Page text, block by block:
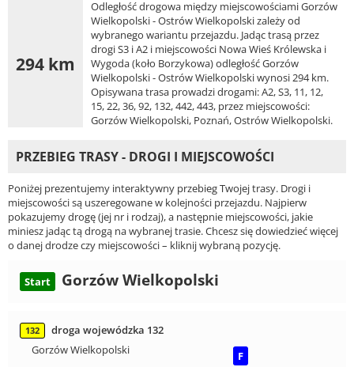
294 km
Odległość drogowa między miejscowościami Gorzów
Wielkopolski - Ostrów Wielkopolski zależy od
wybranego wariantu przejazdu. Jadąc trasą przez
drogi S3 i A2 i miejscowości Nowa Wieś Królewska i
Wygoda (koło Borzykowa) odległość Gorzów
Wielkopolski - Ostrów Wielkopolski wynosi 294 km.
Opisywana trasa prowadzi drogami: A2, S3, 11, 12,
15, 22, 36, 92, 132, 442, 443, przez miejscowości:
Gorzów Wielkopolski, Poznań, Ostrów Wielkopolski.
PRZEBIEG TRASY - DROGI I MIEJSCOWOŚCI
Poniżej prezentujemy interaktywny przebieg Twojej trasy. Drogi i
miejscowości są uszeregowane w kolejności przejazdu. Najpierw
pokazujemy drogę (jej nr i rodzaj), a następnie miejscowości, jakie
miniesz jadąc tą drogą na wybranej trasie. Chcesz się dowiedzieć więcej
o danej drodze czy miejscowości – kliknij wybraną pozycję.
Start Gorzów Wielkopolski
132
droga wojewódzka 132
Gorzów Wielkopolski
F